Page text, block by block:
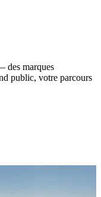
des marques
public, votre parcours